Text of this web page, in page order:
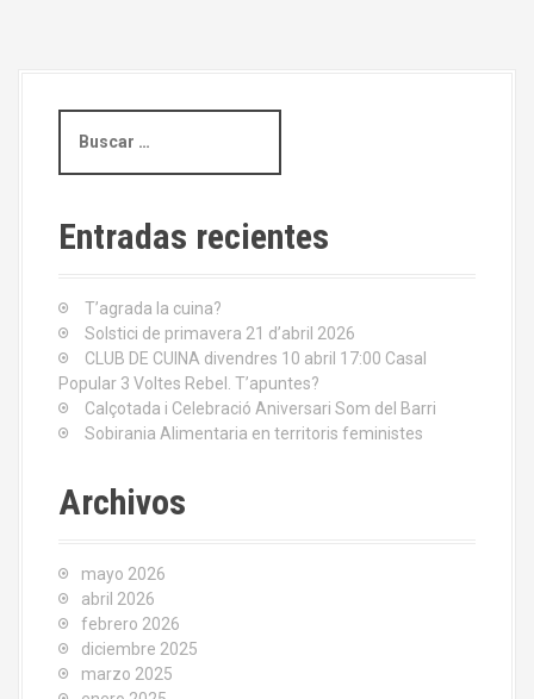
s
a
rEntradas recientes
T’agrada la cuina?
Solstici de primavera 21 d’abril 2026
CLUB DE CUINA divendres 10 abril 17:00 Casal
Popular 3 Voltes Rebel. T’apuntes?
Calçotada i Celebració Aniversari Som del Barri
Sobirania Alimentaria en territoris feministes
Archivos
mayo 2026
abril 2026
febrero 2026
diciembre 2025
marzo 2025